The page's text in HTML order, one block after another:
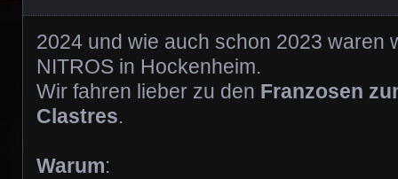
2024 und wie auch schon 2023 waren
NITROS in Hockenheim.
Wir fahren lieber zu den Franzosen
Clastres.
Warum: